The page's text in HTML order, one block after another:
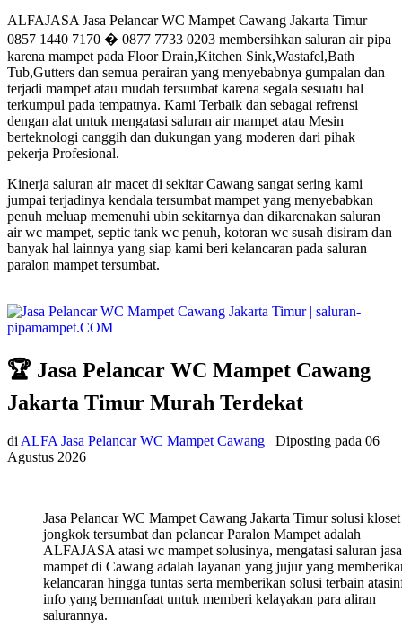
ALFAJASA Jasa Pelancar WC Mampet Cawang Jakarta Timur
0857 1440 7170 � 0877 7733 0203 membersihkan saluran air pipa
karena mampet pada Floor Drain,Kitchen Sink,Wastafel,Bath
Tub,Gutters dan semua perairan yang menyebabnya gumpalan dan
terjadi mampet atau mudah tersumbat karena segala sesuatu hal
terkumpul pada tempatnya. Kami Terbaik dan sebagai refrensi
dengan alat untuk mengatasi saluran air mampet atau Mesin
berteknologi canggih dan dukungan yang moderen dari pihak
pekerja Profesional.
Kinerja saluran air macet di sekitar Cawang sangat sering kami
jumpai terjadinya kendala tersumbat mampet yang menyebabkan
penuh meluap memenuhi ubin sekitarnya dan dikarenakan saluran
air wc mampet, septic tank wc penuh, kotoran wc susah disiram dan
banyak hal lainnya yang siap kami beri kelancaran pada saluran
paralon mampet tersumbat.
🏆 Jasa Pelancar WC Mampet Cawang
Jakarta Timur Murah Terdekat
di ALFA Jasa Pelancar WC Mampet Cawang Diposting pada 06
Agustus 2026
Jasa Pelancar WC Mampet Cawang Jakarta Timur solusi kloset
jongkok tersumbat dan pelancar Paralon Mampet adalah
ALFAJASA atasi wc mampet solusinya, mengatasi saluran jasa
mampet di Cawang adalah layanan yang jujur yang
kelancaran hingga tuntas serta memberikan solusi terbain
info yang bermanfaat untuk memberi kelayakan para aliran
salurannya.